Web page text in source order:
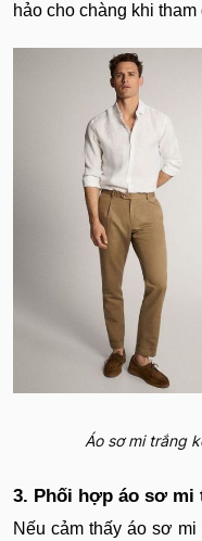
hảo cho chàng khi
Áo sơ mi trắng
3. Phối hợp áo sơ mi
Nếu cảm thấy áo sơ